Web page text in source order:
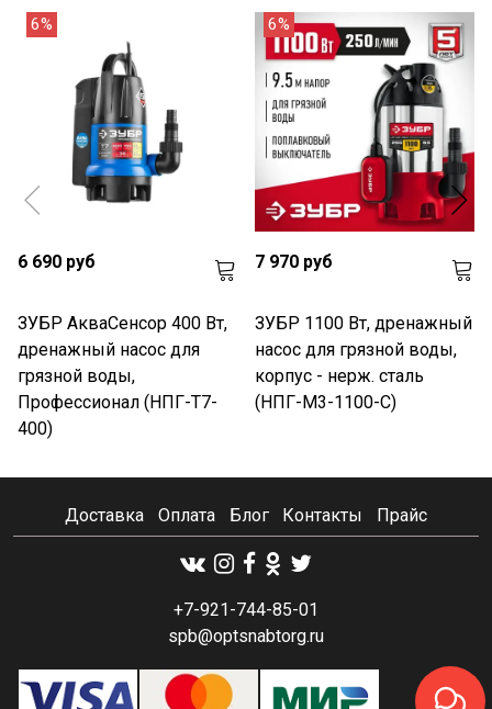
6%
6 690 руб
ЗУБР АкваСенсор 400 Вт,
дренажный насос для
грязной воды,
Профессионал (НПГ-Т7-
400)
6%
7 970 руб
ЗУБР 1100 Вт, дренажный
насос для грязной воды,
корпус - нерж. сталь
(НПГ-М3-1100-С)
Доставка Оплата Блог Контакты Прайс
+7-921-744-85-01
spb@optsnabtorg.ru